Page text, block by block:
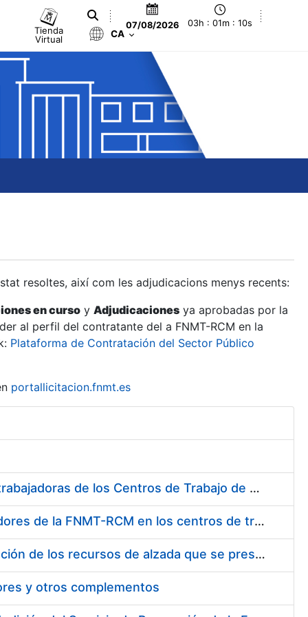
Tienda
Virtual
07/08/2026 03h : 01m : 11s
CA
resoltes, així com les adjudicacions menys recents:
en curso y Adjudicaciones ya aprobadas por la
al perfil del contratante del a FNMT-RCM en la
Plataforma de Contratación del Sector Público
portallicitacion.fnmt.es
Suministro de Protectores Auditivos a medida para las personas trabajadoras de los Centros de Trabajo de Madrid y Burgos
Suministro de gafas graduadas antiproyecciones para los trabajadores de la FNMT-RCM en los centros de trabajo de Madrid y Burgos
Servicios de una empresa externa para el asesoramiento y resolución de los recursos de alzada que se presentan relacionados con procesos de selección para la FNMT-RCM
y otros complementos